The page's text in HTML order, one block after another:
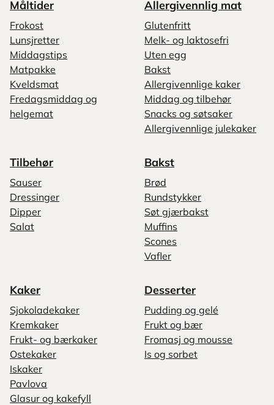
Måltider
Frokost
Lunsjretter
Middagstips
Matpakke
Kveldsmat
Fredagsmiddag og
helgemat
Allergivennlig mat
Glutenfritt
Melk- og laktosefri
Uten egg
Bakst
Allergivennlige kaker
Middag og tilbehør
Snacks og søtsaker
Allergivennlige julekaker
Tilbehør
Sauser
Dressinger
Dipper
Salat
Bakst
Brød
Rundstykker
Søt gjærbakst
Muffins
Scones
Vafler
Kaker
Sjokoladekaker
Kremkaker
Frukt- og bærkaker
Ostekaker
Iskaker
Pavlova
Glasur og kakefyll
Desserter
Pudding og gelé
Frukt og bær
Fromasj og mousse
Is og sorbet